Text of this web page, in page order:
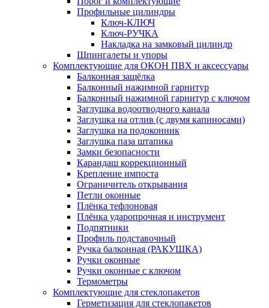
Профильные цилиндры
Ключ-КЛЮЧ
Ключ-РУЧКА
Накладка на замковый цилиндр
Шпингалеты и упоры
Комплектующие для ОКОН ПВХ и аксессуары
Балконная защёлка
Балконный нажимной гарнитур
Балконный нажимной гарнитур с ключом
Заглушка водоотводного канала
Заглушка на отлив (с двумя капиносами)
Заглушка на подоконник
Заглушка паза штапика
Замки безопасности
Карандаш коррекционный
Крепление импоста
Ограничитель открывания
Петли оконные
Плёнка тефлоновая
Плёнка ударопрочная и инструмент
Подпятники
Профиль подставочный
Ручка балконная (РАКУШКА)
Ручки оконные
Ручки оконные с ключом
Термометры
Комплектующие для стеклопакетов
Герметизация для стеклопакетов